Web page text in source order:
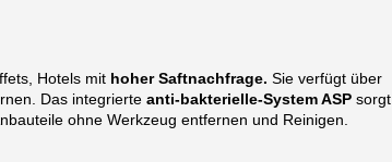
Hotels mit hoher Saftnachfrage. Sie verfügt über
Das integrierte anti-bakterielle-System ASP sorgt
ohne Werkzeug entfernen und Reinigen.